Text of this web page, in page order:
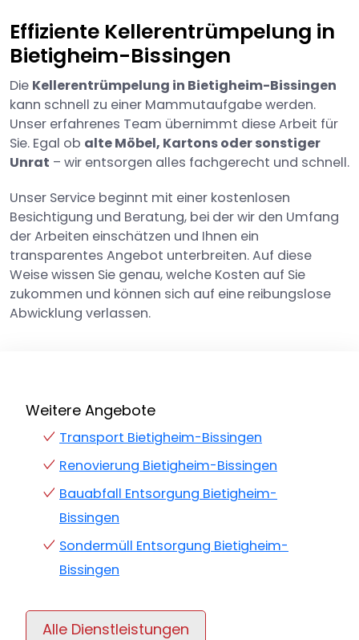
Effiziente Kellerentrümpelung in
Bietigheim-Bissingen
Die Kellerentrümpelung in Bietigheim-Bissingen
kann schnell zu einer Mammutaufgabe werden.
Unser erfahrenes Team übernimmt diese Arbeit für
Sie. Egal ob alte Möbel, Kartons oder sonstiger
Unrat – wir entsorgen alles fachgerecht und schnell.
Unser Service beginnt mit einer kostenlosen
Besichtigung und Beratung, bei der wir den Umfang
der Arbeiten einschätzen und Ihnen ein
transparentes Angebot unterbreiten. Auf diese
Weise wissen Sie genau, welche Kosten auf Sie
zukommen und können sich auf eine reibungslose
Abwicklung verlassen.
Weitere Angebote
Transport Bietigheim-Bissingen
Renovierung Bietigheim-Bissingen
Bauabfall Entsorgung Bietigheim-
Bissingen
Sondermüll Entsorgung Bietigheim-
Bissingen
Alle Dienstleistungen